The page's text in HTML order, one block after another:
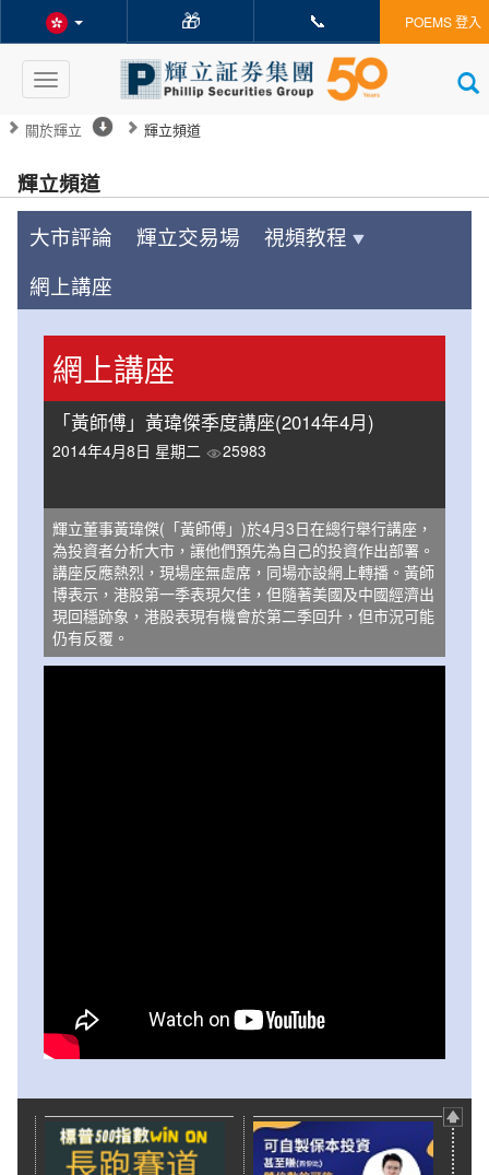
🎁 📞 POEMS 登入
Toggle
navigation
關於輝立 輝立頻道
輝立頻道
大市評論 輝立交易場
視頻教程
網上講座
網上講座
「黃師傅」黃瑋傑季度講座(2014年4月)
2014年4月8日 星期二 25983
輝立董事黃瑋傑(「黃師傅」)於4月3日在總行舉行講座，
為投資者分析大市，讓他們預先為自己的投資作出部署。
講座反應熱烈，現場座無虛席，同場亦設網上轉播。黃師
博表示，港股第一季表現欠佳，但隨著美國及中國經濟出
現回穩跡象，港股表現有機會於第二季回升，但市況可能
仍有反覆。